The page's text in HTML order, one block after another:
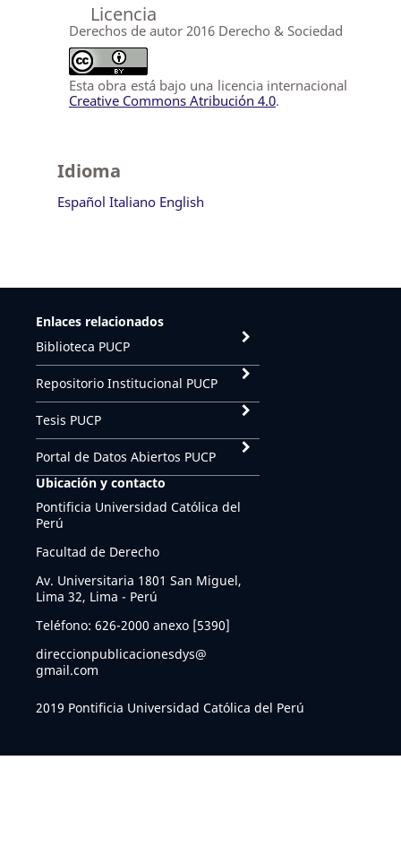
Licencia
Derechos de autor 2016 Derecho & Sociedad
Esta obra está bajo una licencia internacional
Creative Commons Atribución 4.0.
Idioma
Español Italiano English
Enlaces relacionados
Biblioteca PUCP
Repositorio Institucional PUCP
Tesis PUCP
Portal de Datos Abiertos PUCP
Ubicación y contacto
Pontificia Universidad Católica del
Perú
Facultad de Derecho
Av. Universitaria 1801 San Miguel,
Lima 32, Lima - Perú
Teléfono: 626-2000 anexo [5390]
direccionpublicacionesdys@
gmail.com
2019 Pontificia Universidad Católica del Perú